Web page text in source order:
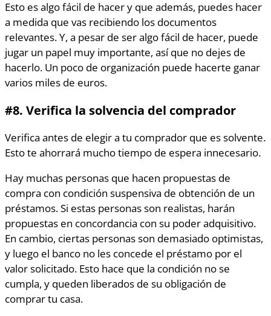
Esto es algo fácil de hacer y que además, puedes hacer
a medida que vas recibiendo los documentos
relevantes. Y, a pesar de ser algo fácil de hacer, puede
jugar un papel muy importante, así que no dejes de
hacerlo. Un poco de organización puede hacerte ganar
varios miles de euros.
#8. Verifica la solvencia del comprador
Verifica antes de elegir a tu comprador que es solvente.
Esto te ahorrará mucho tiempo de espera innecesario.
Hay muchas personas que hacen propuestas de
compra con condición suspensiva de obtención de un
préstamos. Si estas personas son realistas, harán
propuestas en concordancia con su poder adquisitivo.
En cambio, ciertas personas son demasiado optimistas,
y luego el banco no les concede el préstamo por el
valor solicitado. Esto hace que la condición no se
cumpla, y queden liberados de su obligación de
comprar tu casa.